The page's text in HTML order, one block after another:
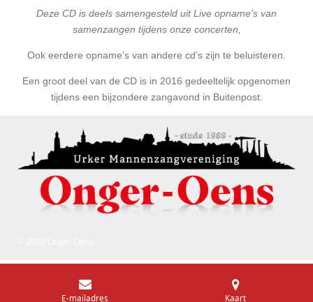
Deze CD is deels samengesteld uit Live opname’s van
samenzangen tijdens onze concerten,
Ook eerdere opname’s van andere cd’s zijn te beluisteren.
Een groot deel van de CD is in 2016 gedeeltelijk opgenomen
tijdens een bijzondere zangavond in Buitenpost.
E-mailadres Kaart